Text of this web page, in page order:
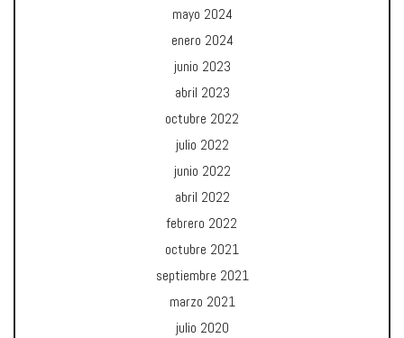
mayo 2024
enero 2024
junio 2023
abril 2023
octubre 2022
julio 2022
junio 2022
abril 2022
febrero 2022
octubre 2021
septiembre 2021
marzo 2021
julio 2020